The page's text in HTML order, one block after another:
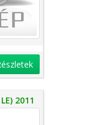
2011